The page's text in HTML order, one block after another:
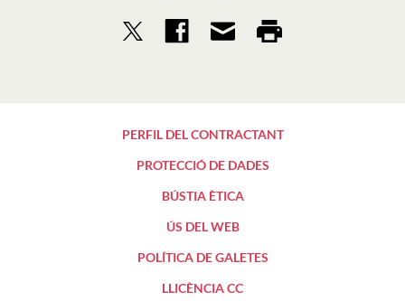
PERFIL DEL CONTRACTANT
PROTECCIÓ DE DADES
BÚSTIA ÈTICA
ÚS DEL WEB
POLÍTICA DE GALETES
LLICÈNCIA CC